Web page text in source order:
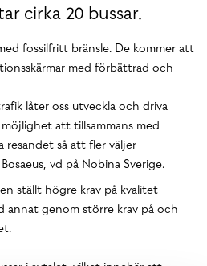
cirka 20 bussar.
fossilfritt bränsle. De kommer att
med förbättrad och
låter oss utveckla och driva
att tillsammans med
resandet så att fler väljer
vd på Nobina Sverige.
ställt högre krav på kvalitet
annat genom större krav på och